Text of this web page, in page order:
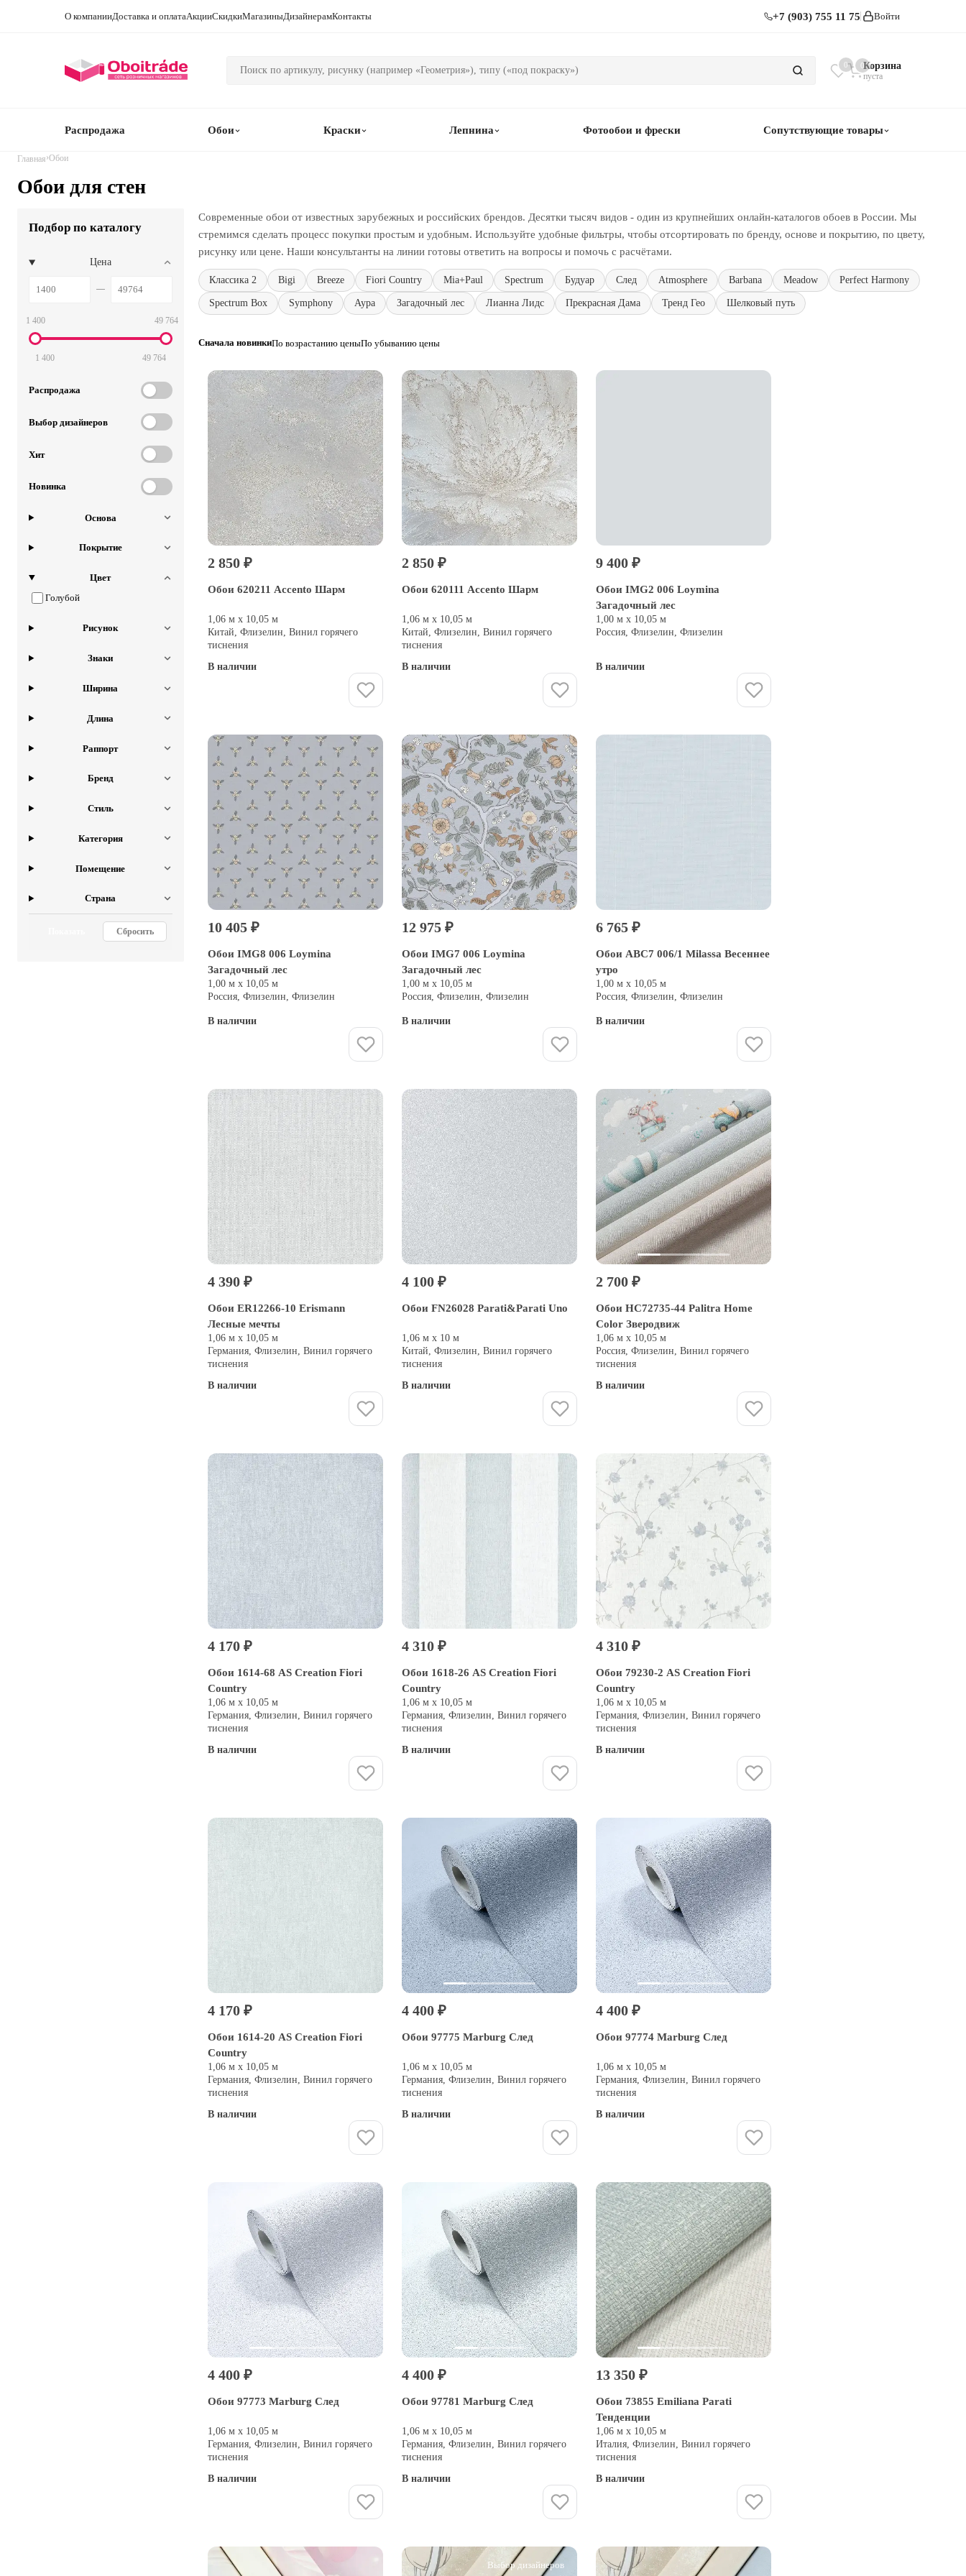
О компанииДоставка и оплатаАкцииСкидкиМагазиныДизайнерамКонтакты +7 (903) 755 11 75 Войти
0 0Корзина
пуста
Распродажа Обои Краски Лепнина Фотообои и фрески Сопутствующие товары
Главная›Обои
Обои для стен
Подбор по каталогу
Цена
1 400 49 764
1 400 49 764
Распродажа
Выбор дизайнеров
Хит
Новинка
Основа
Покрытие
Цвет
Голубой
Рисунок
Знаки
Ширина
Длина
Раппорт
Бренд
Стиль
Категория
Помещение
Страна
Сбросить
Современные обои от известных зарубежных и российских брендов. Десятки тысяч видов - один из крупнейших онлайн-каталогов обоев в России. Мы
стремимся сделать процесс покупки простым и удобным. Используйте удобные фильтры, чтобы отсортировать по бренду, основе и покрытию, по цвету,
рисунку или цене. Наши консультанты на линии готовы ответить на вопросы и помочь с расчётами.
Классика 2 Bigi Breeze Fiori Country Mia+Paul Spectrum Будуар След Atmosphere Barbana Meadow Perfect Harmony
Spectrum Box Symphony Аура Загадочный лес Лианна Лидс Прекрасная Дама Тренд Гео Шелковый путь
Сначала новинкиПо возрастанию ценыПо убыванию цены
2 850 ₽
Обои 620211 Accento Шарм
1,06 м х 10,05 м
Китай, Флизелин, Винил горячего
тиснения
В наличии
2 850 ₽
Обои 620111 Accento Шарм
1,06 м х 10,05 м
Китай, Флизелин, Винил горячего
тиснения
В наличии
9 400 ₽
Обои IMG2 006 Loymina
Загадочный лес
1,00 м х 10,05 м
Россия, Флизелин, Флизелин
В наличии
10 405 ₽
Обои IMG8 006 Loymina
Загадочный лес
1,00 м х 10,05 м
Россия, Флизелин, Флизелин
В наличии
12 975 ₽
Обои IMG7 006 Loymina
Загадочный лес
1,00 м х 10,05 м
Россия, Флизелин, Флизелин
В наличии
6 765 ₽
Обои ABC7 006/1 Milassa Весеннее
утро
1,00 м х 10,05 м
Россия, Флизелин, Флизелин
В наличии
4 390 ₽
Обои ER12266-10 Erismann
Лесные мечты
1,06 м х 10,05 м
Германия, Флизелин, Винил горячего
тиснения
В наличии
4 100 ₽
Обои FN26028 Parati&Parati Uno
1,06 м х 10 м
Китай, Флизелин, Винил горячего
тиснения
В наличии
2 700 ₽
Обои HC72735-44 Palitra Home
Color Зверодвиж
1,06 м х 10,05 м
Россия, Флизелин, Винил горячего
тиснения
В наличии
4 170 ₽
Обои 1614-68 AS Creation Fiori
Country
1,06 м х 10,05 м
Германия, Флизелин, Винил горячего
тиснения
В наличии
4 310 ₽
Обои 1618-26 AS Creation Fiori
Country
1,06 м х 10,05 м
Германия, Флизелин, Винил горячего
тиснения
В наличии
4 310 ₽
Обои 79230-2 AS Creation Fiori
Country
1,06 м х 10,05 м
Германия, Флизелин, Винил горячего
тиснения
В наличии
4 170 ₽
Обои 1614-20 AS Creation Fiori
Country
1,06 м х 10,05 м
Германия, Флизелин, Винил горячего
тиснения
В наличии
4 400 ₽
Обои 97775 Marburg След
1,06 м х 10,05 м
Германия, Флизелин, Винил горячего
тиснения
В наличии
4 400 ₽
Обои 97774 Marburg След
1,06 м х 10,05 м
Германия, Флизелин, Винил горячего
тиснения
В наличии
4 400 ₽
Обои 97773 Marburg След
1,06 м х 10,05 м
Германия, Флизелин, Винил горячего
тиснения
В наличии
4 400 ₽
Обои 97781 Marburg След
1,06 м х 10,05 м
Германия, Флизелин, Винил горячего
тиснения
В наличии
13 350 ₽
Обои 73855 Emiliana Parati
Тенденции
1,06 м х 10,05 м
Италия, Флизелин, Винил горячего
тиснения
В наличии
Выбор дизайнеров